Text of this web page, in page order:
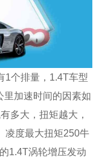
1个排量，1.4T车型
加速时间的因素如
多大，扭矩越大，
凌度最大扭矩250牛
1.4T涡轮增压发动